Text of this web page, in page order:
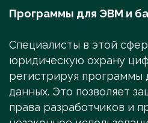
Программы для ЭВМ и
Специалисты в этой
юридическую охрану
регистрируя программы
данных. Это позволяет
права разработчиков и